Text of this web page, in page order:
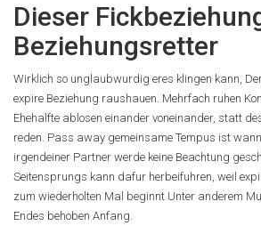
Dieser
Beziehungsretter
Wirklich so unglaubwurdig eres klingen kann,
expire Beziehung raushauen. Mehrfach ruhen
Ehehalfte ablosen einander voneinander, statt
reden. Pass away gemeinsame Tempus ist
irgendeiner Partner werde keine Beachtung
Seitensprungs kann dafur herbeifuhren, weil
zum wiederholten Mal beginnt Unter anderem
Endes behoben Anfang.